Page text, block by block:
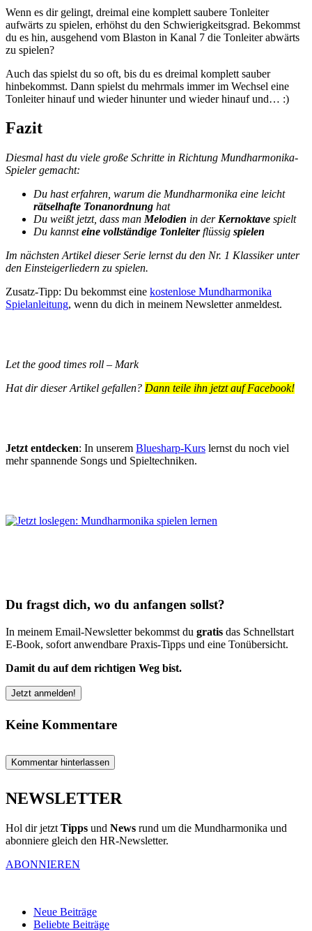
Wenn es dir gelingt, dreimal eine komplett saubere Tonleiter
aufwärts zu spielen, erhöhst du den Schwierigkeitsgrad. Bekommst
du es hin, ausgehend vom Blaston in Kanal 7 die Tonleiter abwärts
zu spielen?
Auch das spielst du so oft, bis du es dreimal komplett sauber
hinbekommst. Dann spielst du mehrmals immer im Wechsel eine
Tonleiter hinauf und wieder hinunter und wieder hinauf und… :)
Fazit
Diesmal hast du viele große Schritte in Richtung Mundharmonika-
Spieler gemacht:
Du hast erfahren, warum die Mundharmonika eine leicht
rätselhafte Tonanordnung hat
Du weißt jetzt, dass man Melodien in der Kernoktave spielt
Du kannsteine vollständige Tonleiterflüssig spielen
Im nächsten Artikel dieser Serie lernst du den Nr. 1 Klassiker unter
den Einsteigerliedern zu spielen.
Zusatz-Tipp: Du bekommst eine kostenlose Mundharmonika
Spielanleitung, wenn du dich in meinem Newsletter anmeldest.
Let the good times roll – Mark
Hat dir dieser Artikel gefallen? Dann teile ihn jetzt auf Facebook!
Jetzt entdecken: In unserem Bluesharp-Kurs lernst du noch viel
mehr spannende Songs und Spieltechniken.
Du fragst dich, wo du anfangen sollst?
In meinem Email-Newsletter bekommst du gratis das Schnellstart
E-Book, sofort anwendbare Praxis-Tipps und eine Tonübersicht.
Damit du auf dem richtigen Weg bist.
Jetzt anmelden!
Keine Kommentare
Kommentar hinterlassen
NEWSLETTER
Hol dir jetzt Tipps und News rund um die Mundharmonika und
abonniere gleich den HR-Newsletter.
ABONNIEREN
Neue Beiträge
Beliebte Beiträge